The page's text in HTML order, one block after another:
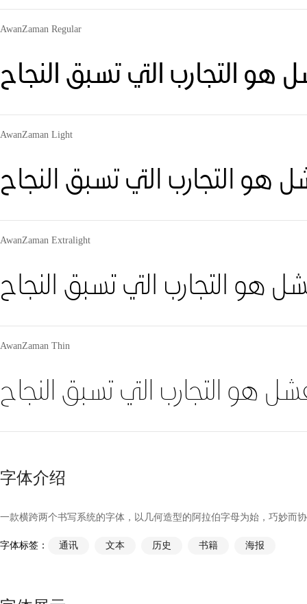
AwanZaman Regular
هو التجارب التي تسبق النجاح
AwanZaman Light
هو التجارب التي تسبق النجاح
AwanZaman Extralight
هو التجارب التي تسبق النجاح
AwanZaman Thin
هو التجارب التي تسبق النجاح
字体介绍
一款横跨两个书写系统的字体，以几何造型的阿拉伯字母为始，巧妙而
字体标签： 通讯 文本 历史 书籍 海报